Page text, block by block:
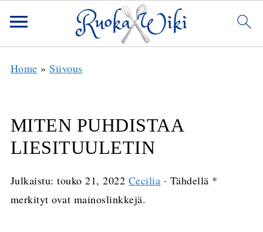
Home »Siivous
MITEN PUHDISTAA
LIESITUULETIN
Julkaistu:touko 21, 2022 Cecilia · Tähdellä *
merkityt ovat mainoslinkkejä.